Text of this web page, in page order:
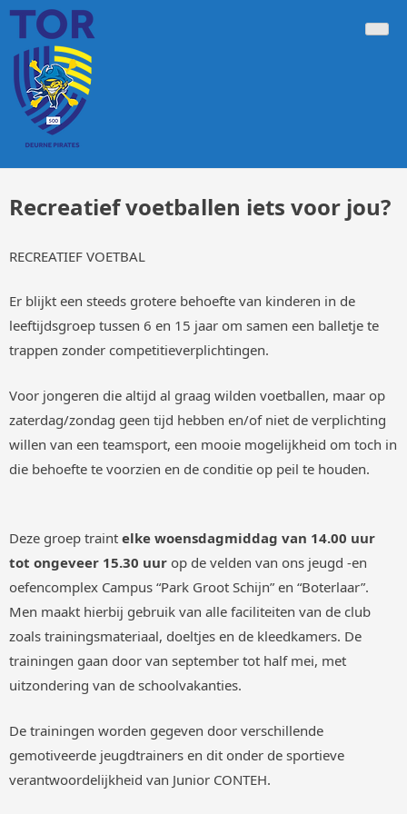
Doorgaan
inhoud
Tor Deurne Pirates 500
Voetbalclub 500 Deurne-Antwerpen
Recreatief voetballen iets voor jou?
RECREATIEF VOETBAL
Er blijkt een steeds grotere behoefte van kinderen in de
leeftijdsgroep tussen 6 en 15 jaar om samen een balletje te
trappen zonder competitieverplichtingen.
Voor jongeren die altijd al graag wilden voetballen, maar op
zaterdag/zondag geen tijd hebben en/of niet de verplichting
willen van een teamsport, een mooie mogelijkheid om toch in
die behoefte te voorzien en de conditie op peil te houden.
Deze groep traint elke woensdagmiddag van 14.00 uur
tot ongeveer 15.30 uur op de velden van ons jeugd -en
oefencomplex Campus “Park Groot Schijn” en “Boterlaar”.
Men maakt hierbij gebruik van alle faciliteiten van de club
zoals trainingsmateriaal, doeltjes en de kleedkamers. De
trainingen gaan door van september tot half mei, met
uitzondering van de schoolvakanties.
De trainingen worden gegeven door verschillende
gemotiveerde jeugdtrainers en dit onder de sportieve
verantwoordelijkheid van Junior CONTEH.